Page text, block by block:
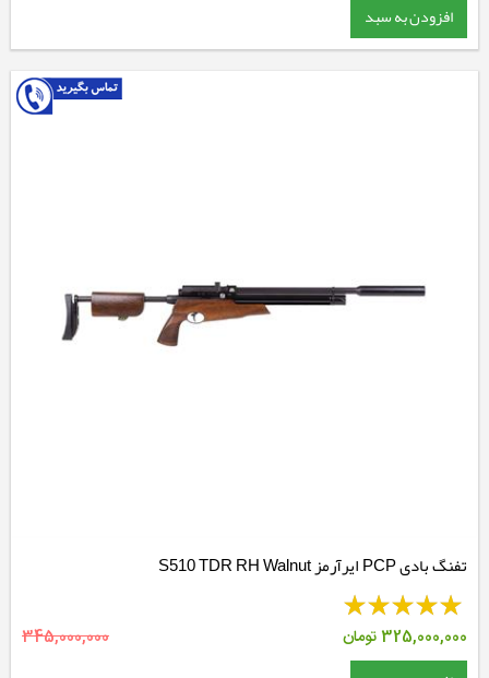
افزودن به سبد
تفنگ بادی PCP ایرآرمز S510 TDR RH Walnut
325,000,000تومان 345,000,000